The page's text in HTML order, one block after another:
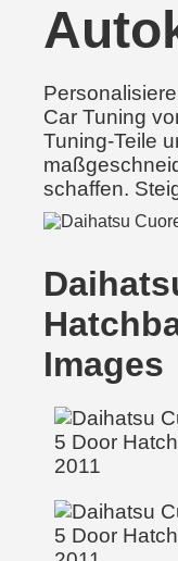
Car Tuning
Tuning-Teile
schaffen.
Images